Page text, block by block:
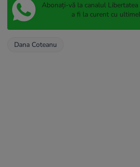
Abonați-vă la canalul
a fi la curent cu
Dana Coteanu